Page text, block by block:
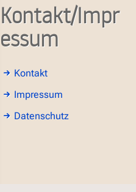
Kontakt/Impr
essum
Kontakt
Impressum
Datenschutz